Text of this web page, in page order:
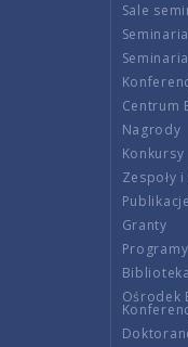
Sale
Centrum
Nagrody
Konkursy
Zespoły
Granty
Biblioteka
Ośrodek